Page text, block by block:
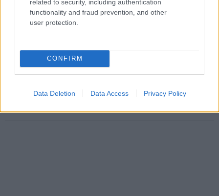
related to security, including authentication
functionality and fraud prevention, and other
user protection.
CONFIRM
Data Deletion Data Access Privacy Policy
SMASH by Meló-Diák: Homok, zene és a nyár legjobb
hangulata – Jön a második forduló! (X)
Július végén folytatódik a balatoni strandröplabda-
#american truck simulator
#euro truck simulator 2